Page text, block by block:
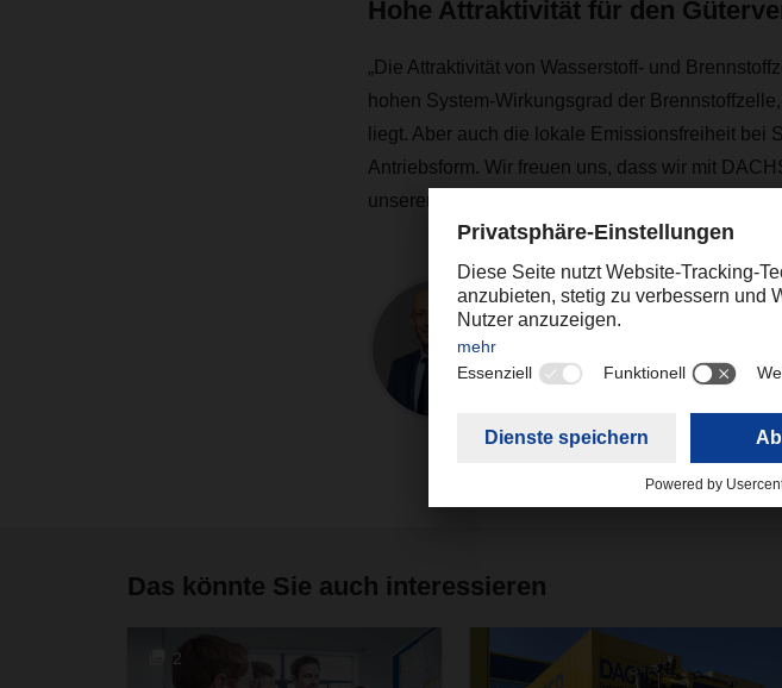
Hohe Attraktivität für den
„Die Attraktivität von Wasserstoff- und
hohen System-Wirkungsgrad der
liegt. Aber auch die lokale Emissionsfreiheit bei
Antriebsform. Wir freuen uns, dass wir mit
unseren Mitgliedern zählen dürfen“, sagt Werner
Kontakt
Christian Weber
Corporate Public Relations
Das könnte Sie auch interessieren
2